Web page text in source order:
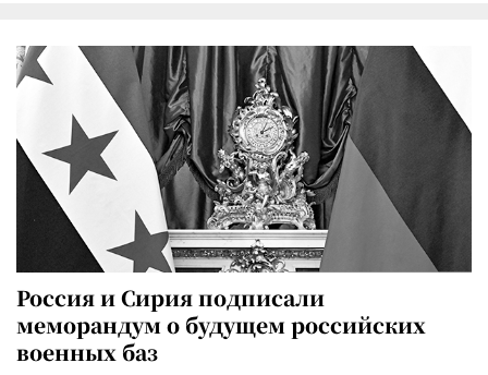
Россия и Сирия подписали
меморандум о будущем российских
военных баз